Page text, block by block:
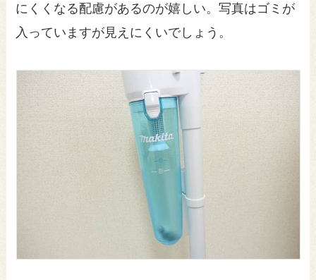
にくくなる配慮があるのが嬉しい。写真はゴミが
入っていますが見えにくいでしょう。